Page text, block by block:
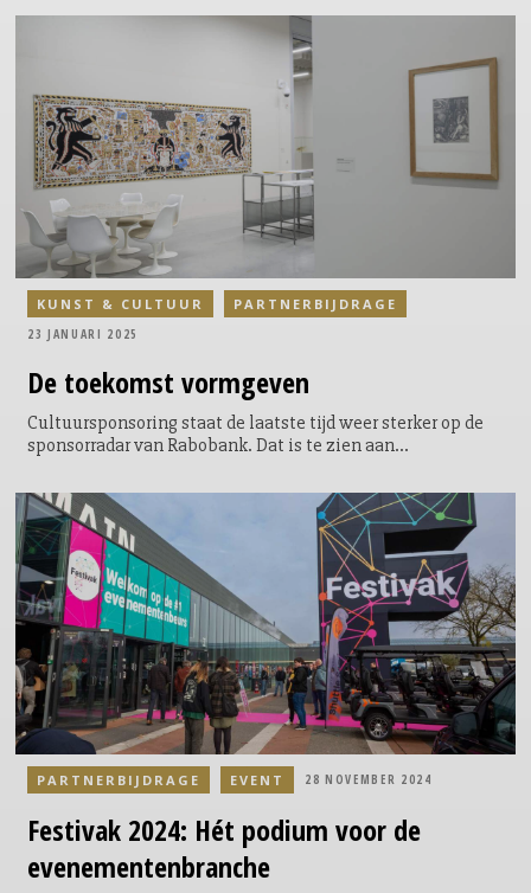
alsnog in het zicht van de haven? In deze strijd om promotie
– die Telstar dit jaar verrassend naar zich toe wist te
trekken – zien we niet alleen hoogvliegers op de ranglijst
terug, maar ook clubs die één van de vier periodes in het
seizoen wisten te winnen en daarna geen topklassering
meer behaalden. Jelte Griess, Head of Commerce &
Partnerships bij de Coöperatie Eerste Divisie (CED), zag dit
unieke periodesysteem als commerciële kans en
ontwikkelde het zogeheten ‘periodepartnership’.
De toekomst vormgeven
Cultuursponsoring staat de laatste tijd weer sterker op de
sponsorradar van Rabobank. Dat is te zien aan
Dutch Design Foundation, TivoiliVredenburg en Amsterdam
750. Verily Klaassen, bij Rabobank verantwoordelijk voor de
Rabobank Kunstcollectie, werkt tegenwoordig nauw samen
met het Branding team dat verantwoordelijk is voor alle
sponsoring en partnerships. Met Verily Klaassen en
directeur coöperatieve Rabobank Regio Eindhoven Marc
Cootjans praten we na afloop van de Dutch Design Week
over de rol van cultuur en design voor Rabobank.
KUNST & CULTUUR PARTNERBIJDRAGE
23 JANUARI 2025
Festivak 2024: Hét podium voor de
evenementenbranche
PARTNERBIJDRAGE EVENT 28 NOVEMBER 2024